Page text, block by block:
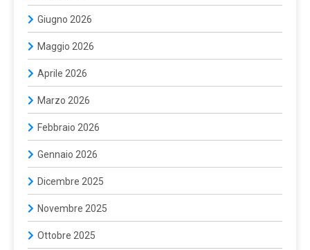
Giugno 2026
Maggio 2026
Aprile 2026
Marzo 2026
Febbraio 2026
Gennaio 2026
Dicembre 2025
Novembre 2025
Ottobre 2025